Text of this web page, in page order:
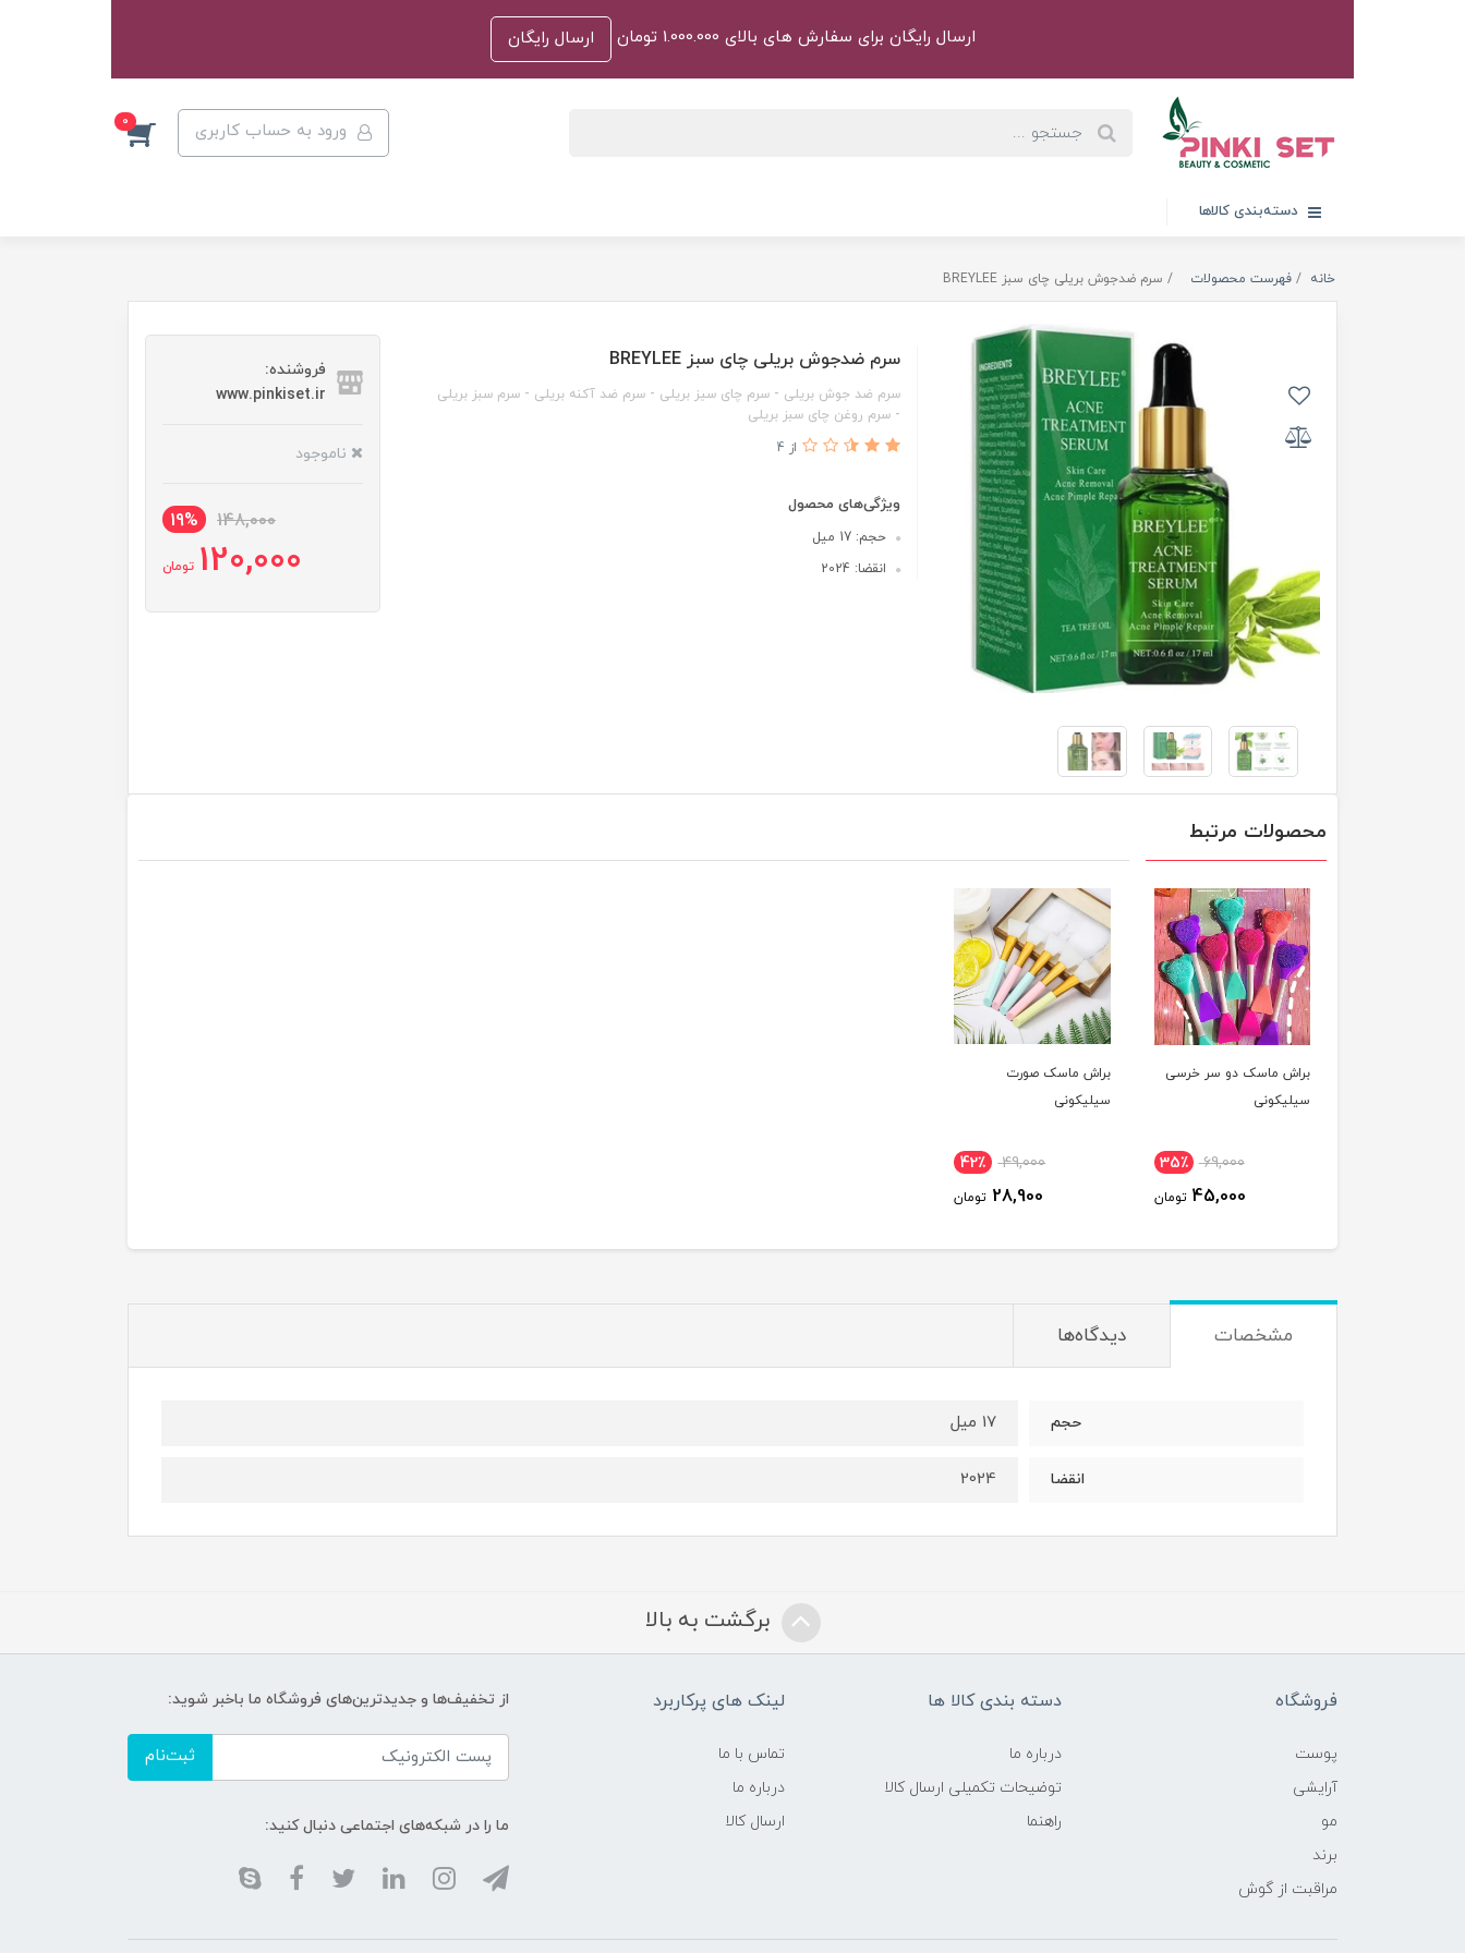
ارسال رایگان برای سفارش های بالای 1.000.000 تومان ارسال رایگان
ورود به حساب کاربری 0
دسته‌بندی کالاها
خانه فهرست محصولات سرم ضدجوش بریلی چای سبز BREYLEE
سرم ضدجوش بریلی چای سبز BREYLEE
سرم ضد جوش بریلی - سرم چای سیز بریلی - سرم ضد آکنه بریلی - سرم سبز بریلی
- سرم روغن چای سبز بریلی
از 4
ویژگی‌های محصول
حجم: 17 میل
انقضا: 2024
فروشنده:
www.pinkiset.ir
ناموجود
148,000
19%
120,000 تومان
محصولات مرتبط
براش ماسک دو سر خرسی
سیلیکونی
69,000 35٪
45,000 تومان
براش ماسک صورت
سیلیکونی
49,000 42٪
28,900 تومان
مشخصات دیدگاه‌ها
حجم 17 میل
انقضا 2024
برگشت به بالا
فروشگاه
پوست
آرایشی
مو
برند
مراقبت از گوش
دسته بندی کالا ها
درباره ما
توضیحات تکمیلی ارسال کالا
راهنما
لینک های پرکاربرد
تماس با ما
درباره ما
ارسال کالا
از تخفیف‌ها و جدیدترین‌های فروشگاه ما باخبر شوید:
ثبت‌نام
ما را در شبکه‌های اجتماعی دنبال کنید: